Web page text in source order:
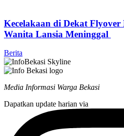
Kecelakaan di Dekat
Wanita Lansia Meninggal
Berita
Media Informasi Warga Bekasi
Dapatkan update harian via